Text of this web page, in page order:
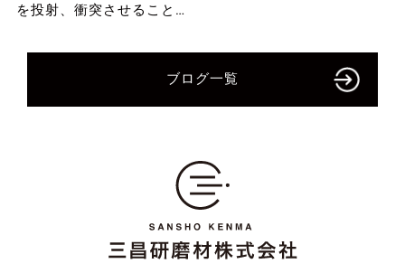
を投射、衝突させること…
ブログ一覧